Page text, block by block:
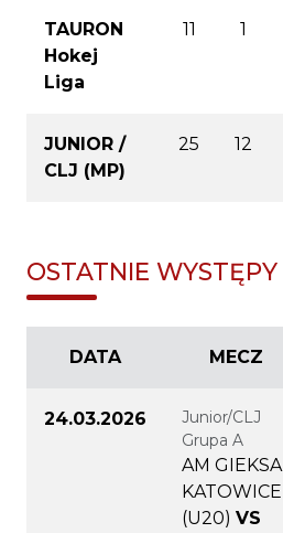
TAURON
Hokej
Liga
11 1
JUNIOR /
CLJ (MP)
25 12
OSTATNIE WYSTĘPY
DATA MECZ
24.03.2026
Junior/CLJ
Grupa A
AM GIEKSA
KATOWICE
(U20) VS